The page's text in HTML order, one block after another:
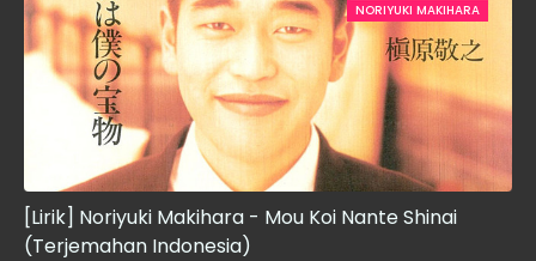
NORIYUKI MAKIHARA
[Lirik] Noriyuki Makihara - Mou Koi Nante Shinai
(Terjemahan Indonesia)